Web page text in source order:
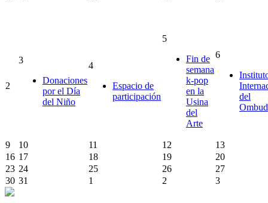
2
3
Donaciones
por el Día
del Niño
4
Espacio de
participación
5
Fin de
semana
k-pop
en la
Usina
del
Arte
6
del
9 10 11 12
13
16 17 18 19
20
23 24 25 26
27
30 31 1 2 3